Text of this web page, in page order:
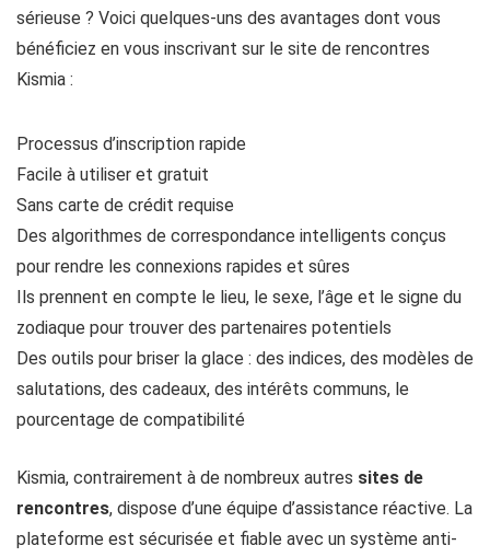
sérieuse ? Voici quelques-uns des avantages dont vous
bénéficiez en vous inscrivant sur le site de rencontres
Kismia :
Processus d’inscription rapide
Facile à utiliser et gratuit
Sans carte de crédit requise
Des algorithmes de correspondance intelligents conçus
pour rendre les connexions rapides et sûres
Ils prennent en compte le lieu, le sexe, l’âge et le signe du
zodiaque pour trouver des partenaires potentiels
Des outils pour briser la glace : des indices, des modèles de
salutations, des cadeaux, des intérêts communs, le
pourcentage de compatibilité
Kismia, contrairement à de nombreux autres sites de
rencontres, dispose d’une équipe d’assistance réactive. La
plateforme est sécurisée et fiable avec un système anti-